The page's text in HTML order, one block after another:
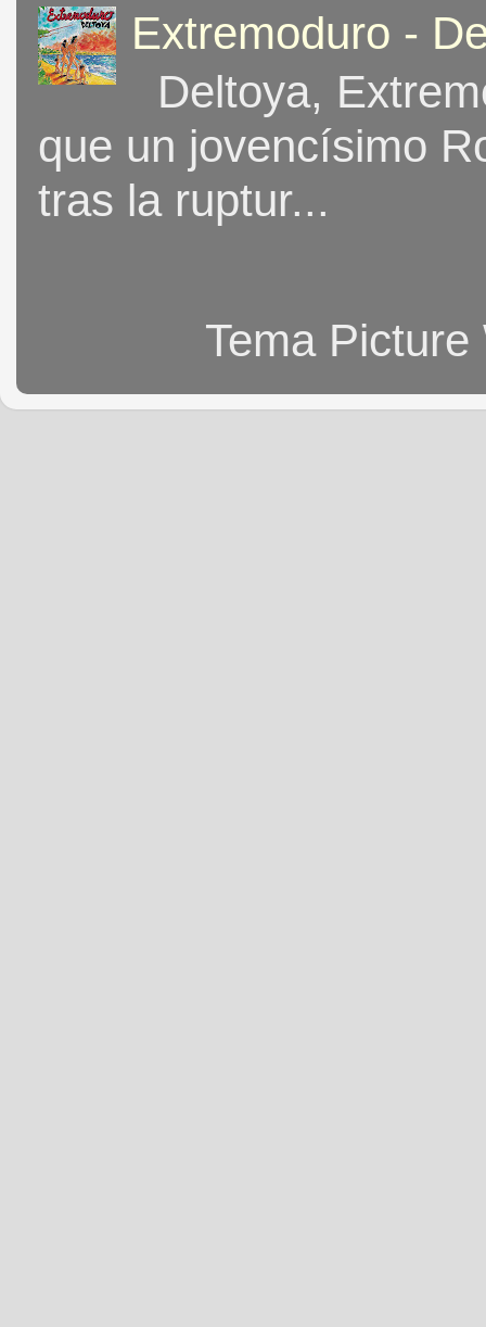
Extremoduro -
Deltoya,
que un jovencísimo
tras la ruptur...
Tema